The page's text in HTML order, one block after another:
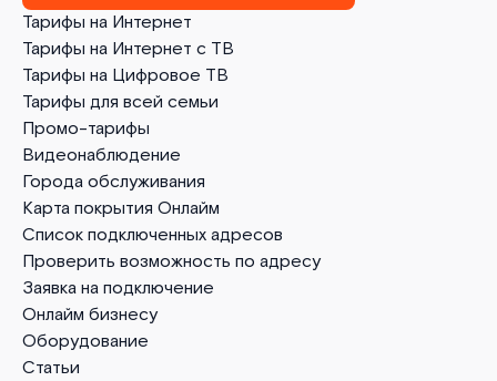
Тарифы на Интернет
Тарифы на Интернет с ТВ
Тарифы на Цифровое ТВ
Тарифы для всей семьи
Промо-тарифы
Видеонаблюдение
Города обслуживания
Карта покрытия Онлайм
Список подключенных адресов
Проверить возможность по адресу
Заявка на подключение
Онлайм бизнесу
Оборудование
Статьи